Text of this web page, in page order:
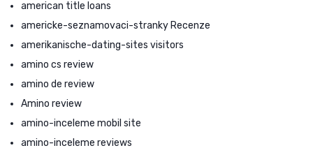
american title loans
americke-seznamovaci-stranky Recenze
amerikanische-dating-sites visitors
amino cs review
amino de review
Amino review
amino-inceleme mobil site
amino-inceleme reviews